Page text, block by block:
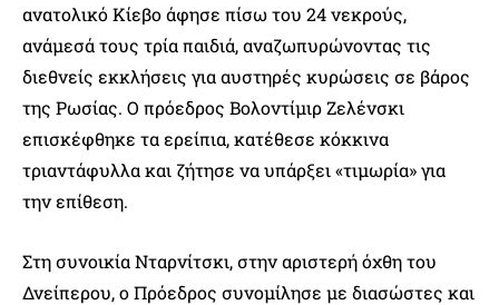
ανατολικό Κίεβο άφησε πίσω του 24 νεκρούς,
ανάμεσά τους τρία παιδιά, αναζωπυρώνοντας τις
διεθνείς εκκλήσεις για αυστηρές κυρώσεις σε βάρος
της Ρωσίας. Ο πρόεδρος Βολοντίμιρ Ζελένσκι
επισκέφθηκε τα ερείπια, κατέθεσε κόκκινα
τριαντάφυλλα και ζήτησε να υπάρξει «τιμωρία» για
την επίθεση.
Στη συνοικία Νταρνίτσκι, στην αριστερή όχθη του
Δνείπερου, ο Πρόεδρος συνομίλησε με διασώστες και